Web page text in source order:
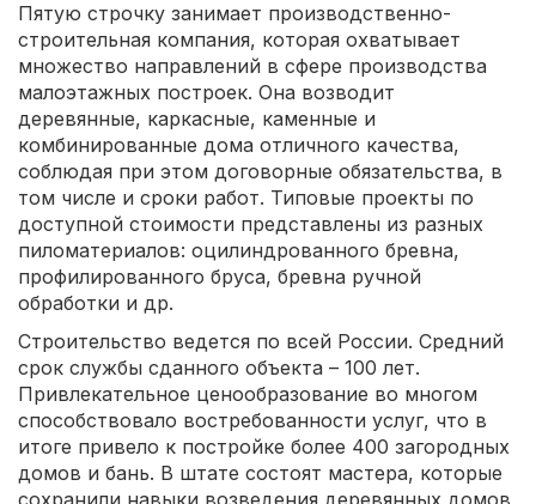
Пятую строчку занимает производственно-
строительная компания, которая охватывает
множество направлений в сфере производства
малоэтажных построек. Она возводит
деревянные, каркасные, каменные и
комбинированные дома отличного качества,
соблюдая при этом договорные обязательства, в
том числе и сроки работ. Типовые проекты по
доступной стоимости представлены из разных
пиломатериалов: оцилиндрованного бревна,
профилированного бруса, бревна ручной
обработки и др.
Строительство ведется по всей России. Средний
срок службы сданного объекта – 100 лет.
Привлекательное ценообразование во многом
способствовало востребованности услуг, что в
итоге привело к постройке более 400 загородных
домов и бань. В штате состоят мастера, которые